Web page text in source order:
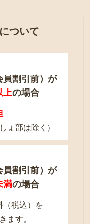
ついて
員割引前）が
上の場合
ょ部は除く）
員割引前）が
満の場合
（税込）を
ます。